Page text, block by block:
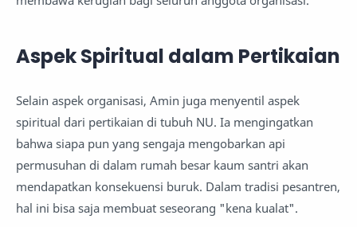
Aspek Spiritual dalam Pertikaian
Selain aspek organisasi, Amin juga menyentil aspek
spiritual dari pertikaian di tubuh NU. Ia mengingatkan
bahwa siapa pun yang sengaja mengobarkan api
permusuhan di dalam rumah besar kaum santri akan
mendapatkan konsekuensi buruk. Dalam tradisi pesantren,
hal ini bisa saja membuat seseorang "kena kualat".